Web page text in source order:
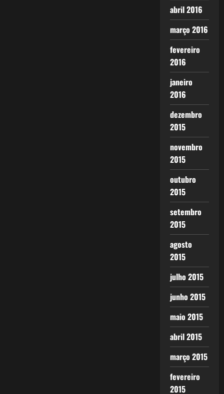
abril 2016
março 2016
fevereiro
2016
janeiro
2016
dezembro
2015
novembro
2015
outubro
2015
setembro
2015
agosto
2015
julho 2015
junho 2015
maio 2015
abril 2015
março 2015
fevereiro
2015